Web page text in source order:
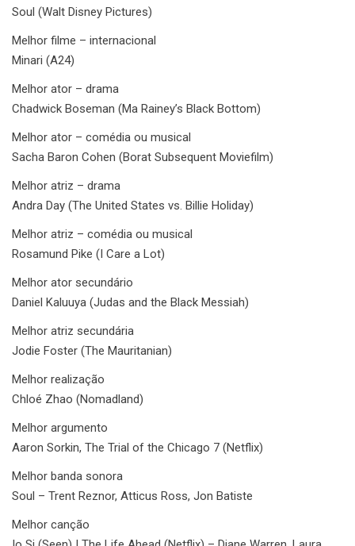
Soul (Walt Disney Pictures)
Melhor filme – internacional
Minari (A24)
Melhor ator – drama
Chadwick Boseman (Ma Rainey’s Black Bottom)
Melhor ator – comédia ou musical
Sacha Baron Cohen (Borat Subsequent Moviefilm)
Melhor atriz – drama
Andra Day (The United States vs. Billie Holiday)
Melhor atriz – comédia ou musical
Rosamund Pike (I Care a Lot)
Melhor ator secundário
Daniel Kaluuya (Judas and the Black Messiah)
Melhor atriz secundária
Jodie Foster (The Mauritanian)
Melhor realização
Chloé Zhao (Nomadland)
Melhor argumento
Aaron Sorkin, The Trial of the Chicago 7 (Netflix)
Melhor banda sonora
Soul – Trent Reznor, Atticus Ross, Jon Batiste
Melhor canção